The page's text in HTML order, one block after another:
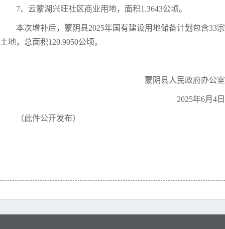
7、云蒙湖兴旺社区商业用地，面积1.3643公顷。
本次增补后，蒙阴县2025年国有建设用地储备计划包含33宗
土地，总面积120.9050公顷。
蒙阴县人民政府办公室
2025年6月4日
（此件公开发布）